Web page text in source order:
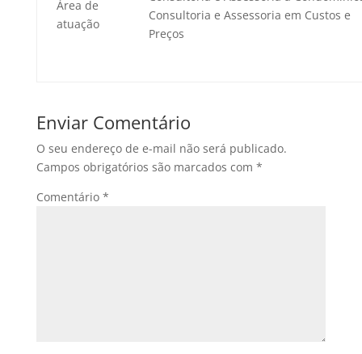
Área de
atuação
Consultoria e Assessoria em Custos e
Preços
Enviar Comentário
O seu endereço de e-mail não será publicado.
Campos obrigatórios são marcados com *
Comentário *